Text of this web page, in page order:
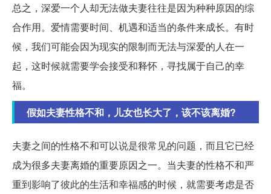
总之，深爱一个人却无法做夫妻往往是因为种种原因的综
合作用。爱情需要时间、机遇和适当的条件来成长。有时
候，我们可能会因为现实的限制而无法与深爱的人在一
起，这时候就需要学会接受和释怀，寻找属于自己的幸
福。
假如夫妻性格不和，儿女也长大了，该不该离婚?
夫妻之间的性格不和可以说是很常见的问题，而且它已经
成为很多夫妻离婚的重要原因之一。当夫妻的性格不和严
重到影响了彼此的生活和幸福感的时候，就需要考虑是否